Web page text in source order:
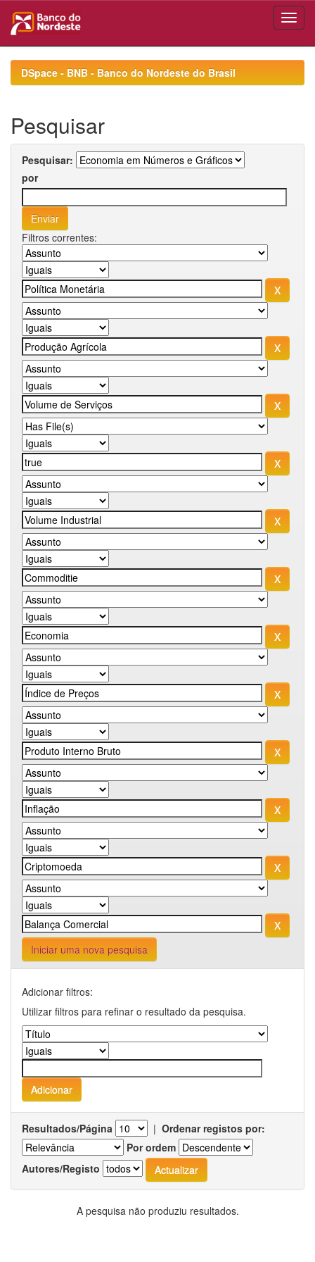
navigationDSpace - BNB - Banco do Nordeste do Brasil
Pesquisar
Pesquisar:
por
Filtros correntes:
Iniciar uma nova pesquisa
Adicionar filtros:
Utilizar filtros para refinar o resultado da pesquisa.
Resultados/Página | Ordenar registos por:
Por ordem
Autores/Registo
A pesquisa não produziu resultados.